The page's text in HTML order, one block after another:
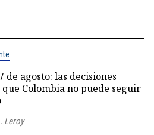
de agosto: las decisiones
Colombia no puede seguir
Leroy